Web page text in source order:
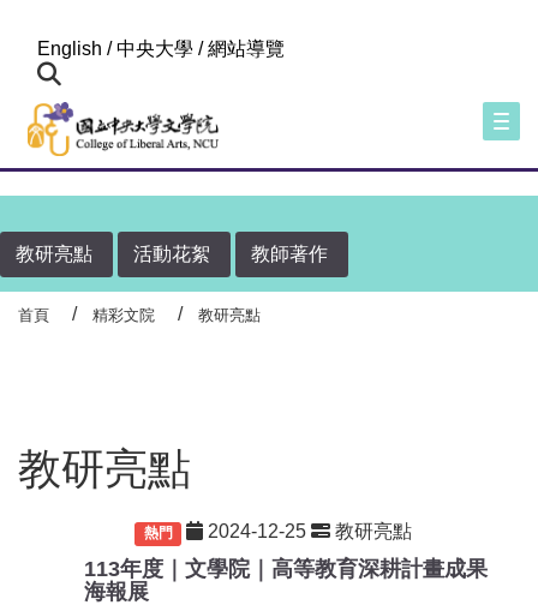
English /中央大學 /網站導覽
教研亮點 活動花絮 教師著作
首頁 精彩文院 教研亮點
教研亮點
熱門 2024-12-25 教研亮點
113年度｜文學院｜高等教育深耕計畫成果
海報展